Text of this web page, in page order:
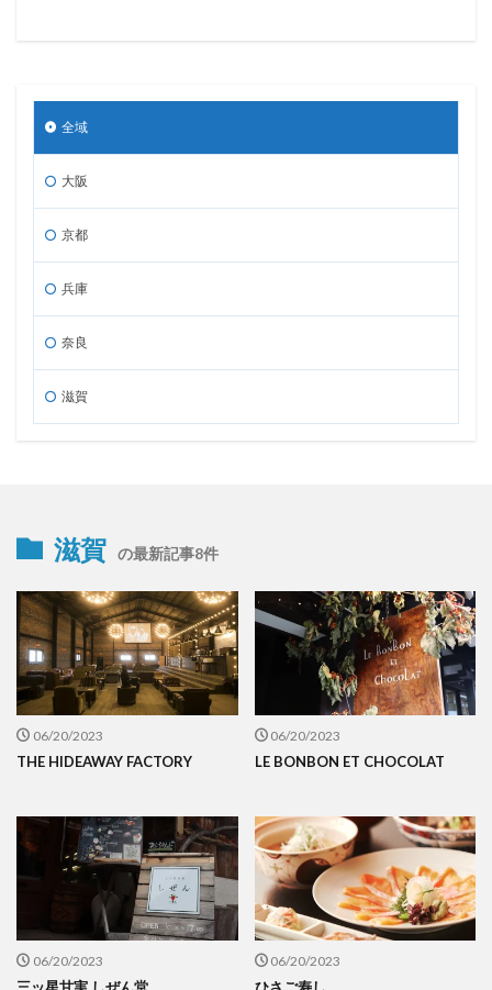
全域
大阪
京都
兵庫
奈良
滋賀
滋賀 の最新記事8件
06/20/2023
THE HIDEAWAY FACTORY
06/20/2023
LE BONBON ET CHOCOLAT
06/20/2023 06/20/2023